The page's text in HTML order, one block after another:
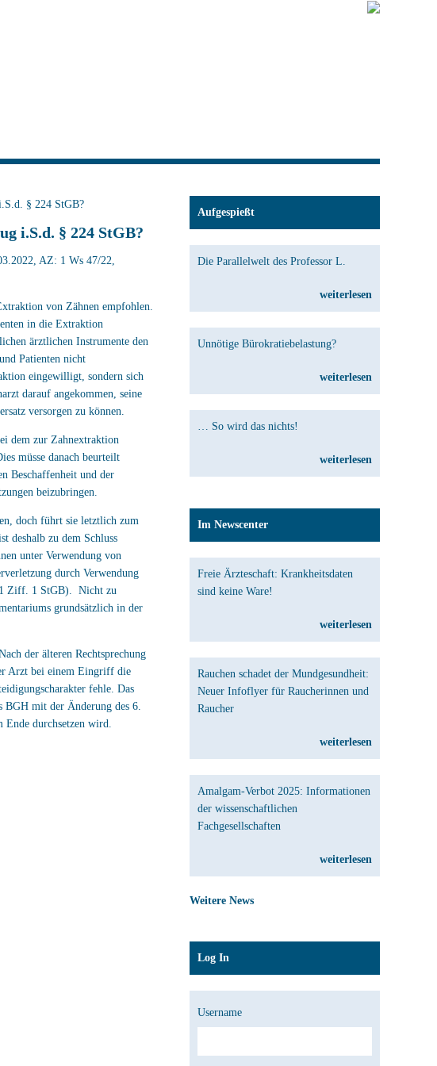
§ 224 StGB?
i.S.d. § 224 StGB?
AZ: 1 Ws 47/22,
von Zähnen empfohlen.
in die Extraktion
ärztlichen Instrumente den
Patienten nicht
eingewilligt, sondern sich
darauf angekommen, seine
versorgen zu können.
dem zur Zahnextraktion
müsse danach beurteilt
Beschaffenheit und der
beizubringen.
doch führt sie letztlich zum
deshalb zu dem Schluss
unter Verwendung von
durch Verwendung
1 Ziff. 1 StGB). Nicht zu
grundsätzlich in der
der älteren Rechtsprechung
Arzt bei einem Eingriff die
fehle. Das
BGH mit der Änderung des 6.
Ende durchsetzen wird.
Aufgespießt
Die Parallelwelt des Professor L.
weiterlesen
Unnötige Bürokratiebelastung?
weiterlesen
… So wird das nichts!
weiterlesen
Im Newscenter
Freie Ärzteschaft: Krankheitsdaten
sind keine Ware!
weiterlesen
Rauchen schadet der Mundgesundheit:
Neuer Infoflyer für Raucherinnen und
Raucher
weiterlesen
Amalgam-Verbot 2025: Informationen
der wissenschaftlichen
Fachgesellschaften
weiterlesen
Weitere News
Log In
Username